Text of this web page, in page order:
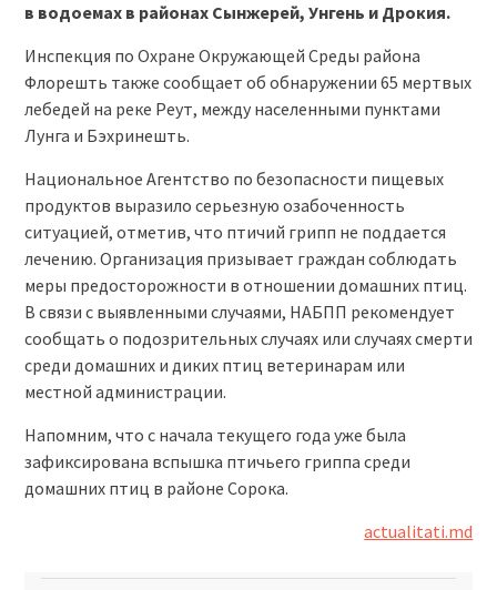
в водоемах в районах Сынжерей, Унгень и Дрокия.
Инспекция по Охране Окружающей Среды района
Флорешть также сообщает об обнаружении 65 мертвых
лебедей на реке Реут, между населенными пунктами
Лунга и Бэхринешть.
Национальное Агентство по безопасности пищевых
продуктов выразило серьезную озабоченность
ситуацией, отметив, что птичий грипп не поддается
лечению. Организация призывает граждан соблюдать
меры предосторожности в отношении домашних птиц.
В связи с выявленными случаями, НАБПП рекомендует
сообщать о подозрительных случаях или случаях смерти
среди домашних и диких птиц ветеринарам или
местной администрации.
Напомним, что с начала текущего года уже была
зафиксирована вспышка птичьего гриппа среди
домашних птиц в районе Сорока.
actualitati.md